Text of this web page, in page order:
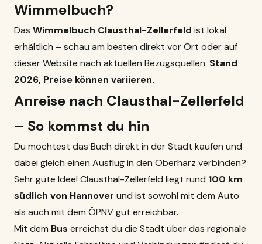
Wimmelbuch?
Das Wimmelbuch Clausthal-Zellerfeld ist lokal
erhältlich – schau am besten direkt vor Ort oder auf
dieser Website nach aktuellen Bezugsquellen. Stand
2026, Preise können variieren.
Anreise nach Clausthal-Zellerfeld
– So kommst du hin
Du möchtest das Buch direkt in der Stadt kaufen und
dabei gleich einen Ausflugin den Oberharz verbinden?
Sehr gute Idee! Clausthal-Zellerfeld liegt rund 100 km
südlich von Hannover und ist sowohl mit dem Auto
als auch mit dem ÖPNV gut erreichbar.
Mit dem Bus erreichst du die Stadt über das regionale